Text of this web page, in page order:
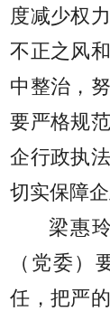
度减少权
不正之风
中整治，
要严格规
企行政执
切实保障
梁惠
（党委）
任，把严